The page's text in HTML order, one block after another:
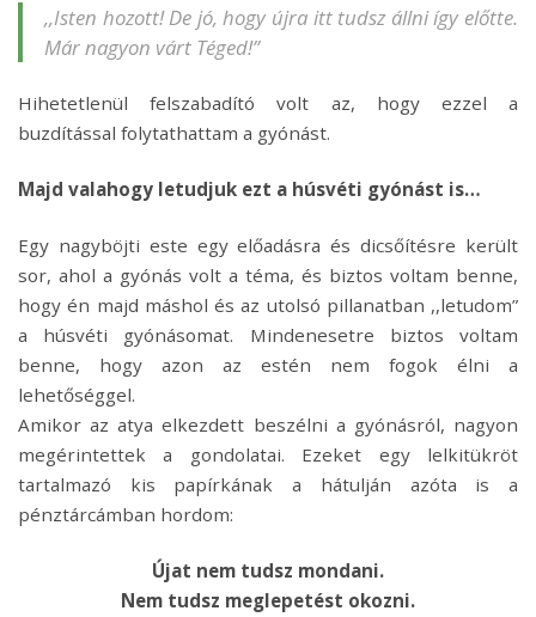
,,Isten hozott! De jó, hogy újra itt tudsz állni így előtte.
Már nagyon várt Téged!”
Hihetetlenül felszabadító volt az, hogy ezzel a
buzdítással folytathattam a gyónást.
Majd valahogy letudjuk ezt a húsvéti gyónást is…
Egy nagyböjti este egy előadásra és dicsőítésre került
sor, ahol a gyónás volt a téma, és biztos voltam benne,
hogy én majd máshol és az utolsó pillanatban ,,letudom”
a húsvéti gyónásomat. Mindenesetre biztos voltam
benne, hogy azon az estén nem fogok élni a
lehetőséggel.
Amikor az atya elkezdett beszélni a gyónásról, nagyon
megérintettek a gondolatai. Ezeket egy lelkitükröt
tartalmazó kis papírkának a hátulján azóta is a
pénztárcámban hordom:
Újat nem tudsz mondani.
Nem tudsz meglepetést okozni.